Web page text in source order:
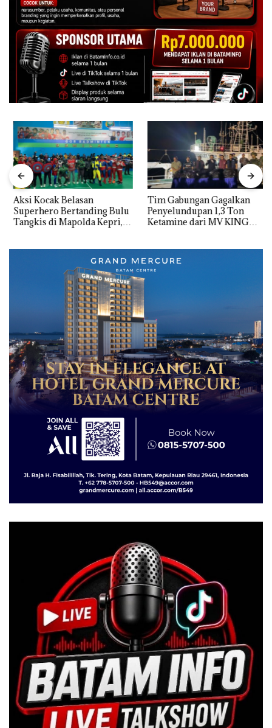
Aksi Kocak Belasan
Superhero Bertanding Bulu
Tangkis di Mapolda Kepri,
Tim Gabungan Gagalkan
Penyelundupan 1,3 Ton
Ketamine dari MV KING